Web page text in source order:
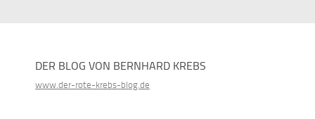
DER BLOG VON BERNHARD KREBS
www.der-rote-krebs-blog.de